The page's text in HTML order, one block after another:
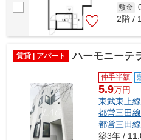
敷金
2階 /
賃貸 | アパート ハーモニーテ
仲手半額
5.9万円
東武東上線
都営三田線
都営三田線
築3年 /